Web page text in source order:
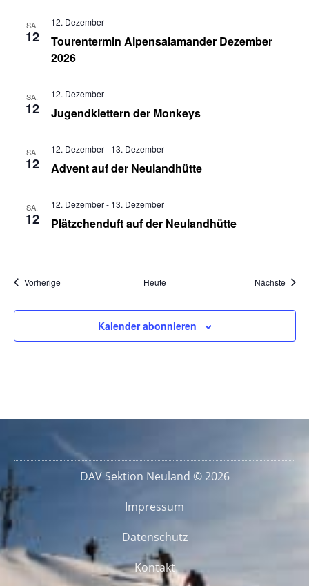
SA.
12
Tourentermin Alpensalamander Dezember
2026
12. Dezember
SA.
12 Jugendklettern der Monkeys
12. Dezember
SA.
12 Advent auf der Neulandhütte
12. Dezember- 13. Dezember
SA.
12 Plätzchenduft auf der Neulandhütte
12. Dezember- 13. Dezember
VorherigeVeranstaltungen Heute Nächste
Kalender abonnieren
DAV Sektion Neuland © 2026
Impressum
Datenschutz
Kontakt